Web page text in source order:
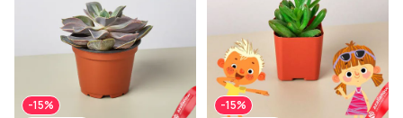
-15%
-15%